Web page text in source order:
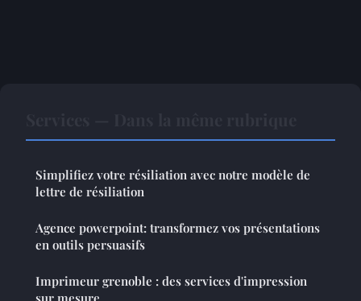
Simplifiez votre résiliation avec notre modèle de
lettre de résiliation
Agence powerpoint: transformez vos présentations
en outils persuasifs
Imprimeur grenoble : des services d'impression